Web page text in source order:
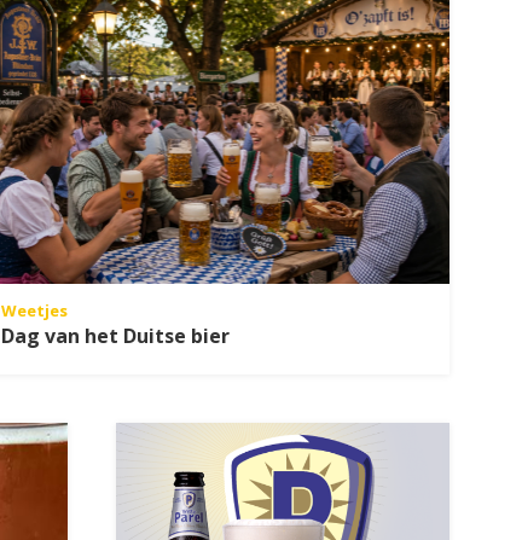
Weetjes
Dag van het Duitse bier